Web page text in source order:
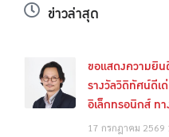
ข่าวล่าสุด
ขอแสดงความยิ
รางวัลวิดิทัศน์ดีเ
อิเล็กทรอนิกส์ ท
17 กรกฎาคม 2569